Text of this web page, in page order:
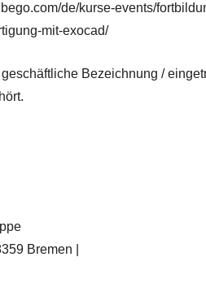
de/kurse-events/
mit-exocad/
Bezeichnung /
Bremen |